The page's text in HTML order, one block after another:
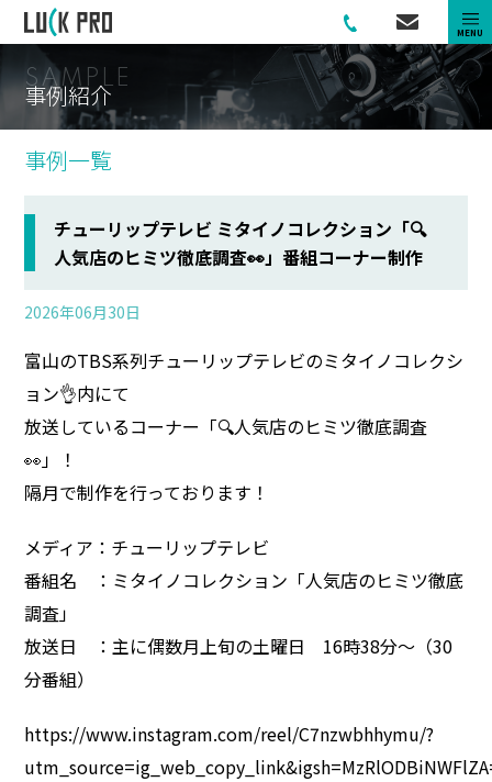
MENU
SA M P L E
事例紹介
事例一覧
チューリップテレビ ミタイノコレクション「🔍
人気店のヒミツ徹底調査👀」番組コーナー制作
2026年06月30日
富山のTBS系列チューリップテレビのミタイノコレクシ
ョン👌内にて
放送しているコーナー「🔍人気店のヒミツ徹底調査
👀」！
隔月で制作を行っております！
メディア：チューリップテレビ
番組名 ：ミタイノコレクション「人気店のヒミツ徹底
調査」
放送日 ：主に偶数月上旬の土曜日 16時38分～（30
分番組）
https://www.instagram.com/reel/C7nzwbhhymu/?